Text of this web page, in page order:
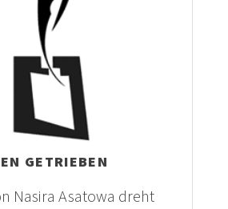
GETRIEBEN
Nasira Asatowa dreht